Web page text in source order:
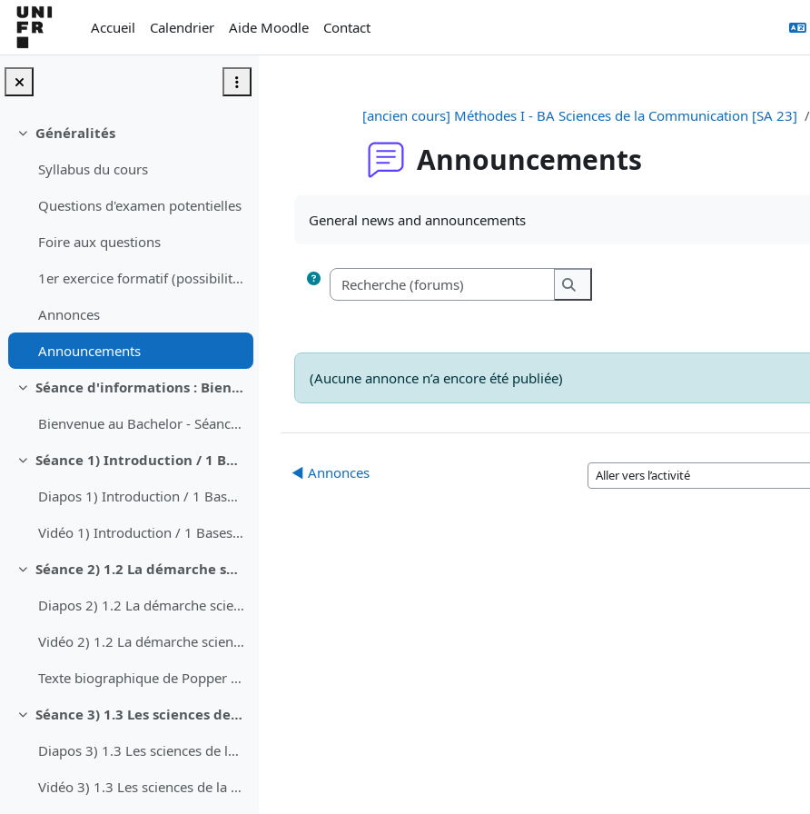
Passer au contenu principal
Accueil
Calendrier Aide Moodle Contact
Replier
Généralités
Syllabus du cours
Questions d'examen potentielles
Foire aux questions
1er exercice formatif (possibilité de se rattraper jusqu'au 1er novembre)
Annonces
Announcements
Replier
Séance d'informations : Bienvenue au Bachelor (19.09.) - aucune info sur ce cours
Bienvenue au Bachelor - Séance d'information
Replier
Séance 1) Introduction / 1 Bases épistémologiques (19.09.)
Diapos 1) Introduction / 1 Bases épistémologiques
Vidéo 1) Introduction / 1 Bases épistomologies
Replier
Séance 2) 1.2 La démarche scientifique
Diapos 2) 1.2 La démarche scientifique
Vidéo 2) 1.2 La démarche scientifique
Texte biographique de Popper partagé pour exercice pendant cours
Replier
Séance 3) 1.3 Les sciences de la communication : entre explication et compréhension
Diapos 3) 1.3 Les sciences de la communication - entre explication et compréhension
Vidéo 3) 1.3 Les sciences de la communication : entre explication et compréhension
[ancien cours] Méthodes I - BA Sciences de la Communication [SA 23]
Announcements
General news and announcements
Recherche (forums)
Recherche (forums)
(Aucune annonce n’a encore été publiée)
◀︎ Annonces
Aller vers l’activité